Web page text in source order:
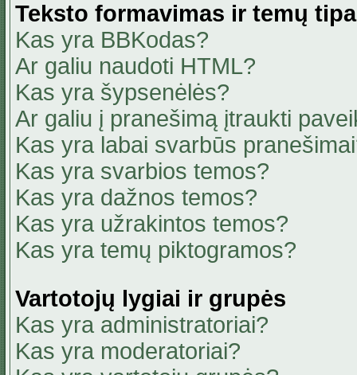
Teksto formavimas ir temų
Kas yra BBKodas?
Ar galiu naudoti HTML?
Kas yra šypsenėlės?
Ar galiu į pranešimą įtraukti
Kas yra labai svarbūs
Kas yra svarbios temos?
Kas yra dažnos temos?
Kas yra užrakintos temos?
Kas yra temų piktogramos?
Vartotojų lygiai ir grupės
Kas yra administratoriai?
Kas yra moderatoriai?